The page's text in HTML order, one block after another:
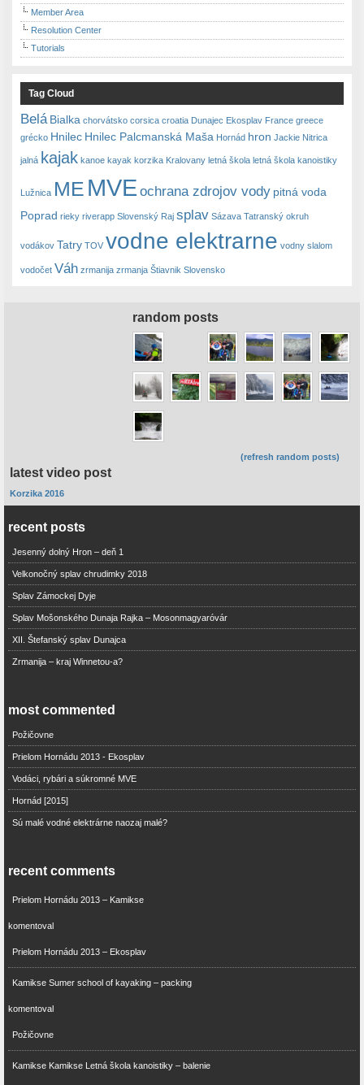
Member Area
Resolution Center
Tutorials
Tag Cloud
Belá Bialka chorvátsko corsica croatia Dunajec Ekosplav France greece
grécko Hnilec Hnilec Palcmanská Maša Hornád hron Jackie Nitrica
jalná kajak kanoe kayak korzika Kralovany letná škola letná škola kanoistiky
Lužnica ME MVE ochrana zdrojov vody pitná voda
Poprad rieky riverapp Slovenský Raj splav Sázava Tatranský okruh
vodákov Tatry TOV vodne elektrarne vodny slalom
vodočet Váh zrmanija zrmanja Štiavnik Slovensko
random posts
(refresh random posts)
latest video post
Korzika 2016
recent posts
Jesenný dolný Hron – deň 1
Velkonočný splav chrudimky 2018
Splav Zámockej Dyje
Splav Mošonského Dunaja Rajka – Mosonmagyaróvár
XII. Štefanský splav Dunajca
Zrmanija – kraj Winnetou-a?
most commented
Požičovne
Prielom Hornádu 2013 - Ekosplav
Vodáci, rybári a súkromné MVE
Hornád [2015]
Sú malé vodné elektrárne naozaj malé?
recent comments
Prielom Hornádu 2013 – Kamikse
komentoval
Prielom Hornádu 2013 – Ekosplav
Kamikse Sumer school of kayaking – packing
komentoval
Požičovne
Kamikse Kamikse Letná škola kanoistiky – balenie